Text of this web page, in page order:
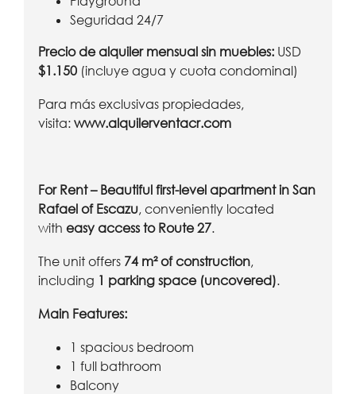
Seguridad 24/7
Precio de alquiler mensual sin muebles: USD
$1.150 (incluye agua y cuota condominal)
Para más exclusivas propiedades,
visita: www.alquilerventacr.com
For Rent – Beautiful first-level apartment in San
Rafael of Escazu, conveniently located
with easy access to Route 27.
The unit offers 74 m² of construction,
including 1 parking space (uncovered).
Main Features:
1 spacious bedroom
1 full bathroom
Balcony